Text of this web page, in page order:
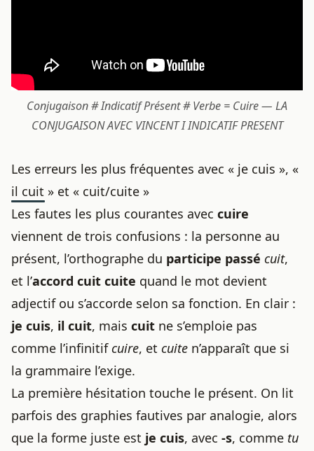
Conjugaison # Indicatif Présent # Verbe = Cuire — LA
CONJUGAISON AVEC VINCENT I INDICATIF PRESENT
Les erreurs les plus fréquentes avec « je cuis », «
il cuit » et « cuit/cuite »
Les fautes les plus courantes avec cuire
viennent de trois confusions : la personne au
présent, l’orthographe du participe passé cuit,
et l’accord cuit cuite quand le mot devient
adjectif ou s’accorde selon sa fonction. En clair :
je cuis, il cuit, mais cuit ne s’emploie pas
comme l’infinitifcuire, et cuite n’apparaît que si
la grammaire l’exige.
La première hésitation touche le présent. On lit
parfois des graphies fautives par analogie, alors
que la forme juste est je cuis, avec -s, comme tu